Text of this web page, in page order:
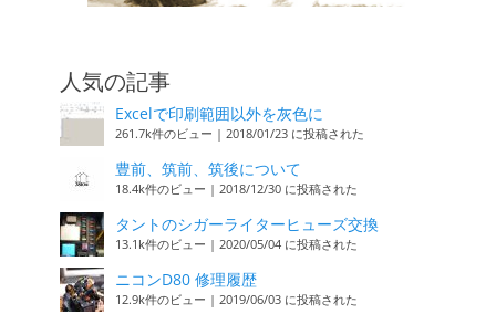
人気の記事
Excelで印刷範囲以外を灰色に
261.7k件のビュー | 2018/01/23 に投稿された
豊前、筑前、筑後について
18.4k件のビュー | 2018/12/30 に投稿された
タントのシガーライターヒューズ交換
13.1k件のビュー | 2020/05/04 に投稿された
ニコンD80 修理履歴
12.9k件のビュー | 2019/06/03 に投稿された